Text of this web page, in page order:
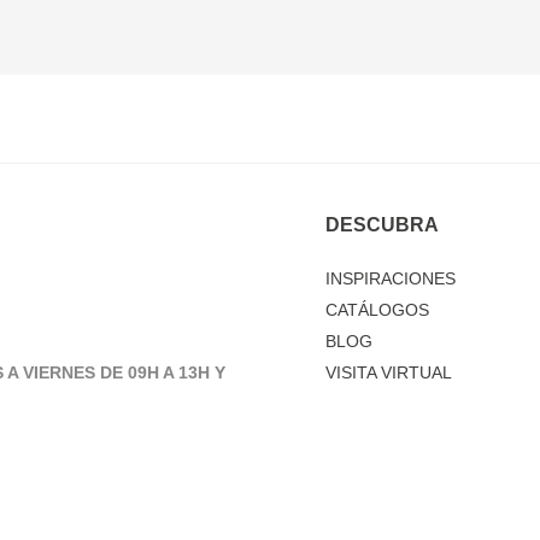
A VIERNES DE 09H A 13H Y
DESCUBRA
INSPIRACIONES
CATÁLOGOS
BLOG
VISITA VIRTUAL